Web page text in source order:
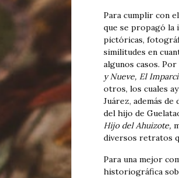
Para cumplir con
que se propagó la
pictóricas,
similitudes en
algunos casos.
y Nueve, El
otros, los cuales
Juárez, además
del hijo de
Hijo del Ahuizote,
diversos retratos
Para una mejor
historiográfica